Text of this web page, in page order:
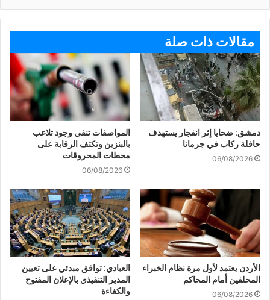
مقالات ذات صلة
دمشق: ضحايا إثر انفجار يستهدف
حافلة ركاب في جرمانا
06/08/2026
المواصفات تنفي وجود تلاعب
بالبنزين وتكثف الرقابة على
محطات المحروقات
06/08/2026
الأردن يعتمد لأول مرة نظام الخبراء
المحلفين أمام المحاكم
06/08/2026
العبادي: توافق مبدئي على تعيين
المدير التنفيذي بالإعلان المفتوح
والكفاءة